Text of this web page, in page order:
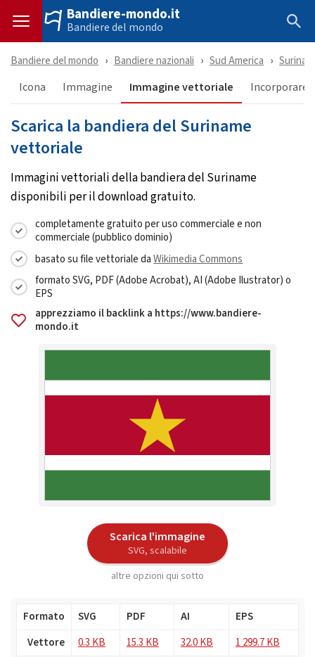
Bandiere-mondo.it
Bandiere del mondo
Bandiere del mondo Bandiere nazionali Sud America
Icona Immagine Immagine vettoriale Incorporare
Scarica la bandiera del Suriname
vettoriale
Immagini vettoriali della bandiera del Suriname
disponibili per il download gratuito.
completamente gratuito per uso commerciale e non
commerciale (pubblico dominio)
basato su file vettoriale daWikimedia Commons
formato SVG, PDF (Adobe Acrobat), AI (Adobe Ilustrator) o
EPS
apprezziamo il backlink a https://www.bandiere-
mondo.it
Scarica l'immagine
SVG, scalabile
altre opzioni qui sotto
Formato SVG PDF AI
EPS
Vettore
0.3 KB 15.3 KB 32.0 KB 1 299.7 KB